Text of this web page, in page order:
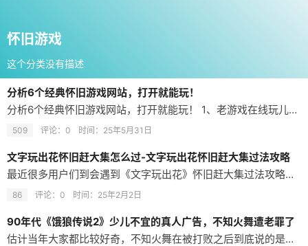
怀旧游戏
这个分类没有描述
分析6个经典怀旧游戏网站，打开就能玩！
分析6个经典怀旧游戏网站，打开就能玩！ 1、老游戏在线玩儿：zaixianwan.app，收录了超级玛丽、魂斗罗、三国志等经典游戏，类型超多！ 2、小霸王游戏网：www.yikm.net，专注于怀旧游戏的网站，集合了经典的红白机（FC）、街机、GBA、Flash及H5游戏，让你轻松重温儿时的游戏乐趣。 3、poki：poki.com/zh，收录了大量经典游戏，包括动作游戏、赛车游戏、战棋游戏、冒险…
509 评论：0 时间： 25年5月31日
文字玩出花怀旧赶大集怎么过-文字玩出花怀旧赶大集过法攻略
最近很多用户们到会遇到《文字玩出花》怀旧赶大集过法攻略分享这个问题，其实啊这个问题是文字玩出花必定会遇到的问题，怀旧网小编这一次给大家带上来了《文字玩出花》怀旧赶大集过法攻略分享的解决方法，其实解决方法很简单，按照小编这几个步骤就可以轻轻松松解决啦。 《文字玩出花》怀旧赶大集过法攻略分享1、这一关我们需要在集市里找到12个不符合年代的地方，现在是1980年 2、向上滑动尿素袋子 3、下滑足浴店男人…
86 评论：0 时间： 25年2月2日
90年代《饿狼传说2》少儿不宜的真人广告，不知火舞遭老罪了
估计当年大家都比较好奇，不知火舞在被打败之后到底说的是什么？因为当年游戏厅比较嘈杂，加上电子音很容易让人误解，于是我们听成了“麻痹”，感觉像是在被打败之后口吐芬芳，这也比较符合不知火舞的性格。 其实不知火舞叫的是安迪。看看下图中不知火舞战败之后的口型： SNK官方广告中请到了当时比较迷人的“宫内知美”来扮演不知火舞，将这个人物的人气瞬间提升了好几个档次。当然了，在宣传片中出现了好几位不知火舞的扮演…